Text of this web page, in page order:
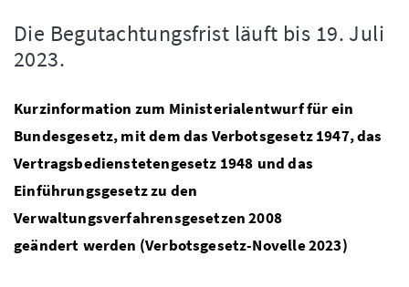
Die Begutachtungsfrist läuft bis 19. Juli
2023.
Kurzinformation zum Ministerialentwurf für ein
Bundesgesetz, mit dem das Verbotsgesetz 1947, das
Vertragsbedienstetengesetz 1948 und das
Einführungsgesetz zu den
Verwaltungsverfahrensgesetzen 2008
geändert werden (Verbotsgesetz-Novelle 2023)